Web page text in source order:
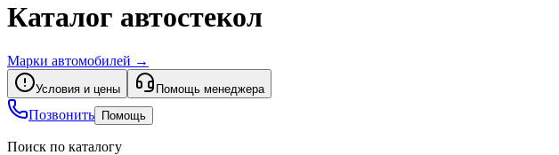
Каталог автостекол
Марки автомобилей →
Условия и цены Помощь менеджера
Позвонить Помощь
Поиск по каталогу